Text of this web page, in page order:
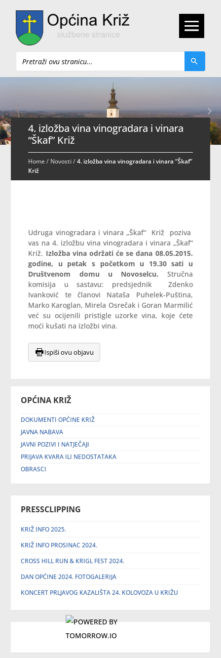
Pretraži
OPĆINA KRIŽ
DOKUMENTI OPĆINE KRIŽ
JAVNA NABAVA
JAVNI POZIVI I NATJEČAJI
PRIJAVA KVARA ILI NEDOSTATAKA
OBRASCI
PRESSCLIPPING
KRIŽ INFO 2025.
KRIŽ INFO PROSINAC 2024.
CROSS HILL RUN & KRIGL FEST 2024.
DAN OPĆINE 2024. FOTOGALERIJA
KONCERT PRLJAVOG KAZALIŠTA 24. KOLOVOZA U KRIŽU
4. izložba vina vinogradara i vinara
“Škaf” Križ
Home/ Novosti/4. izložba vina vinogradara i vinara “Škaf”
Križ
Udruga vinogradara i vinara „Škaf“ Križ poziva
vas na 4. izložbu vina vinogradara i vinara „Škaf“
Križ. Izložba vina održati će se dana 08.05.2015.
godine, u petak s početkom u 19.30 sati u
Društvenom domu u Novoselcu. Stručna
komisija u sastavu: predsjednik Zdenko
Ivanković te članovi Nataša Puhelek-Puština,
Marko Karoglan, Mirela Osrečak i Goran Marmilić
već su ocijenili pristigle uzorke vina, koje ćete
moći kušati na izložbi vina.
Ispiši ovu objavu